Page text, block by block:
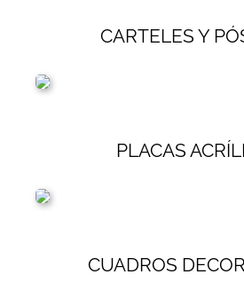
CARTELES Y
PLACAS
CUADROS